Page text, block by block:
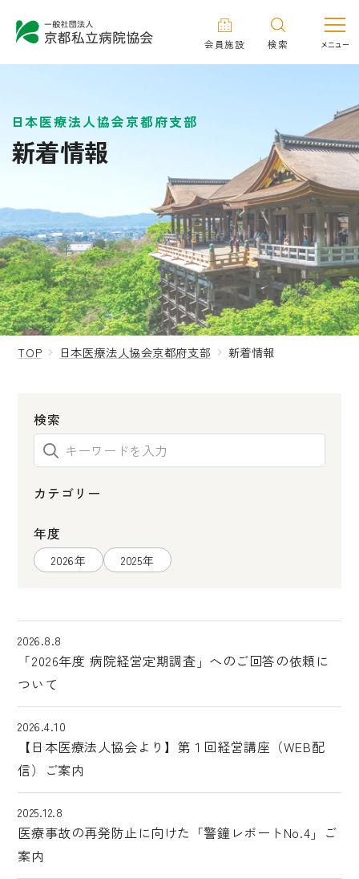
会員施設 検索
日本医療法人協会京都府支部
新着情報
TOP 日本医療法人協会京都府支部 新着情報
検索
カテゴリー
年度
2026年 2025年
2026.8.8
「2026年度 病院経営定期調査」へのご回答の依頼に
ついて
2026.4.10
【日本医療法人協会より】第１回経営講座（WEB配
信）ご案内
2025.12.8
医療事故の再発防止に向けた「警鐘レポートNo.4」ご
案内